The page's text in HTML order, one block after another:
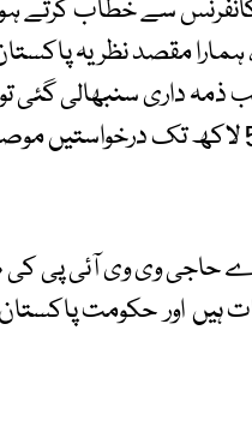
سے خطاب کرتے
ہمارا مقصد نظریہ
کے بعد 2016ء تک ہمارے پاس 5 لاکھ
حاجی وی وی آئی پی
ہیں اور حکومت